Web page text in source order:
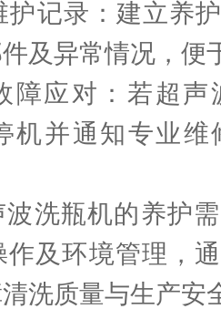
录：建立养护
及异常情况，便
应对：若超声
机并通知专业
瓶机的养护需
作及环境管理，
洗质量与生产安